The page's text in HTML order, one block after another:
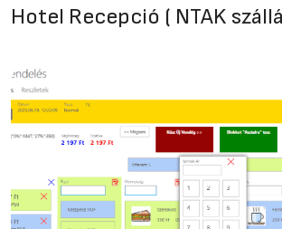
Hotel Recepció ( NTAK